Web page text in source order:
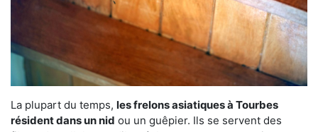
La plupart du temps, les frelons asiatiques à Tourbes
résident dans un nid ou un guêpier. Ils se servent des